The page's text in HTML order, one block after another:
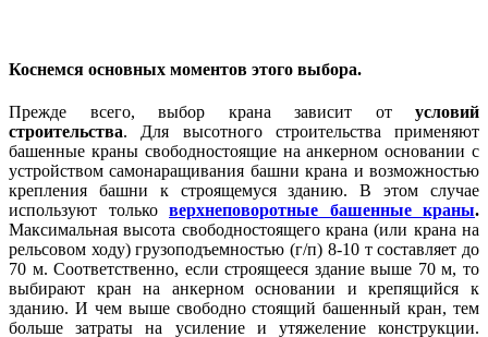
Коснемся основных моментов этого выбора.
Прежде всего, выбор крана зависит от условий
строительства. Для высотного строительства применяют
башенные краны свободностоящие на анкерном основании с
устройством самонаращивания башни крана и возможностью
крепления башни к строящемуся зданию. В этом случае
используют только верхнеповоротные башенные краны.
Максимальная высота свободностоящего крана (или крана на
рельсовом ходу) грузоподъемностью (г/п) 8-10 т составляет до
70 м. Соответственно, если строящееся здание выше 70 м, то
выбирают кран на анкерном основании и крепящийся к
зданию. И чем выше свободно стоящий башенный кран, тем
больше затраты на усиление и утяжеление конструкции.